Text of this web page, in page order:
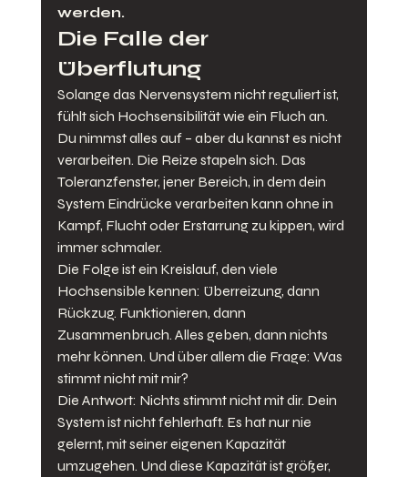
werden.
Die Falle der
Überflutung
Solange das Nervensystem nicht reguliert ist,
fühlt sich Hochsensibilität wie ein Fluch an.
Du nimmst alles auf – aber du kannst es nicht
verarbeiten. Die Reize stapeln sich. Das
Toleranzfenster, jener Bereich, in dem dein
System Eindrücke verarbeiten kann ohne in
Kampf, Flucht oder Erstarrung zu kippen, wird
immer schmaler.
Die Folge ist ein Kreislauf, den viele
Hochsensible kennen: Überreizung, dann
Rückzug. Funktionieren, dann
Zusammenbruch. Alles geben, dann nichts
mehr können. Und über allem die Frage: Was
stimmt nicht mit mir?
Die Antwort: Nichts stimmt nicht mit dir. Dein
System ist nicht fehlerhaft. Es hat nur nie
gelernt, mit seiner eigenen Kapazität
umzugehen. Und diese Kapazität ist größer,